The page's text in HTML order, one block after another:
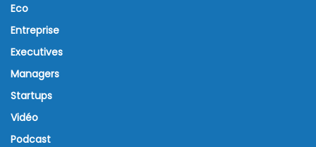
Eco
Entreprise
Executives
Managers
Startups
Vidéo
Podcast